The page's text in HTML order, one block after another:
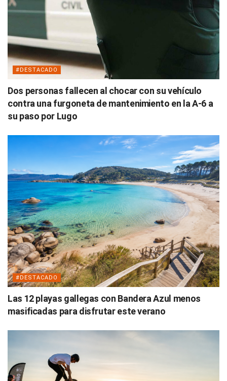
#DESTACADO
Dos personas fallecen al chocar con su vehículo
contra una furgoneta de mantenimiento en la A-6 a
su paso por Lugo
#DESTACADO
Las 12 playas gallegas con Bandera Azul menos
masificadas para disfrutar este verano